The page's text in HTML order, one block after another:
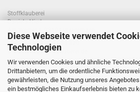
Diese Webseite verwendet
Technologien
Wir verwenden Cookies und ähnliche
Drittanbietern, um die ordentliche
gewährleisten, die Nutzung unseres
ein bestmögliches Einkaufserlebnis bieten zu
Stoffklauberei
Daniela Hierl
Telefon +49 170 41 55 820
E-Mail: info@stoffklauberei.de
Umsatzsteuer-Identifikationsnummer:
USt. wird nicht ausgewiesen